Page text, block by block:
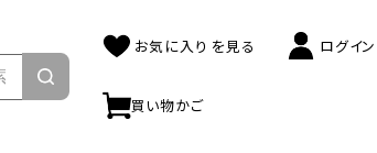
お気に入り を見る ログイン
買い物かご